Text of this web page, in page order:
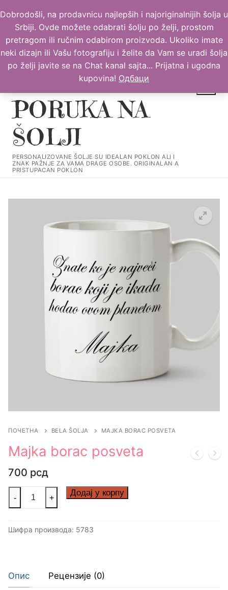
Dobrodošli, na prodavnicu najlepših i najoriginalnijih šolja u
Srbiji. Ovde možete odabrati šolju po želji, prostom
pretragom ili ručnim odabirom proizvoda. Ukoliko imate
neki dizajn ili Vašu fotografiju i želite da Vam se uradi šolja
po želji javite se na Chat kanal sajta... Prijatna i ugodna
kupovina! Одбаци
до
садржаја
PORUKA NA
ŠOLJI
PERSONALIZOVANE ŠOLJE SU IDEALAN POKLON ALI I
ZNAK PAŽNJE ZA VAMA DRAGE OSOBE. ORIGINALAN A
PRISTUPACAN POKLON
ПОЧЕТНА BELA ŠOLJA MAJKA BORAC POSVETA
Majka borac posveta
700 рсд
borac
количина
- + Додај у корпу
Шифра производа: 5783
Опис Рецензије (0)